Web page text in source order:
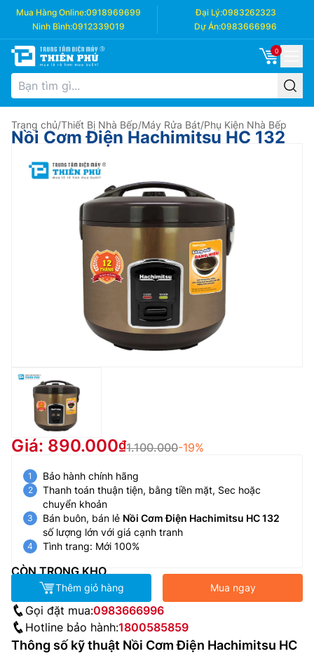
Mua Hàng Online:0918969699 Đại Lý:0983262323
Ninh Bình:0912339019 Dự Án:0983666996
0
Trang chủ/Thiết Bị Nhà Bếp/Máy Rửa Bát/Phụ Kiện Nhà Bếp
Nồi Cơm Điện Hachimitsu HC 132
Giá: 890.000 1.100.000-19%
Bảo hành chính hãng
Thanh toán thuận tiện, bằng tiền mặt, Sec hoặc
chuyển khoản
Bán buôn, bán lẻ Nồi Cơm Điện Hachimitsu HC 132
số lượng lớn với giá cạnh tranh
Tình trang: Mới 100%
CÒN TRONG KHO
Thêm giỏ hàng Mua ngay
Gọi đặt mua:0983666996
Hotline bảo hành:1800585859
Thông số kỹ thuật Nồi Cơm Điện Hachimitsu HC